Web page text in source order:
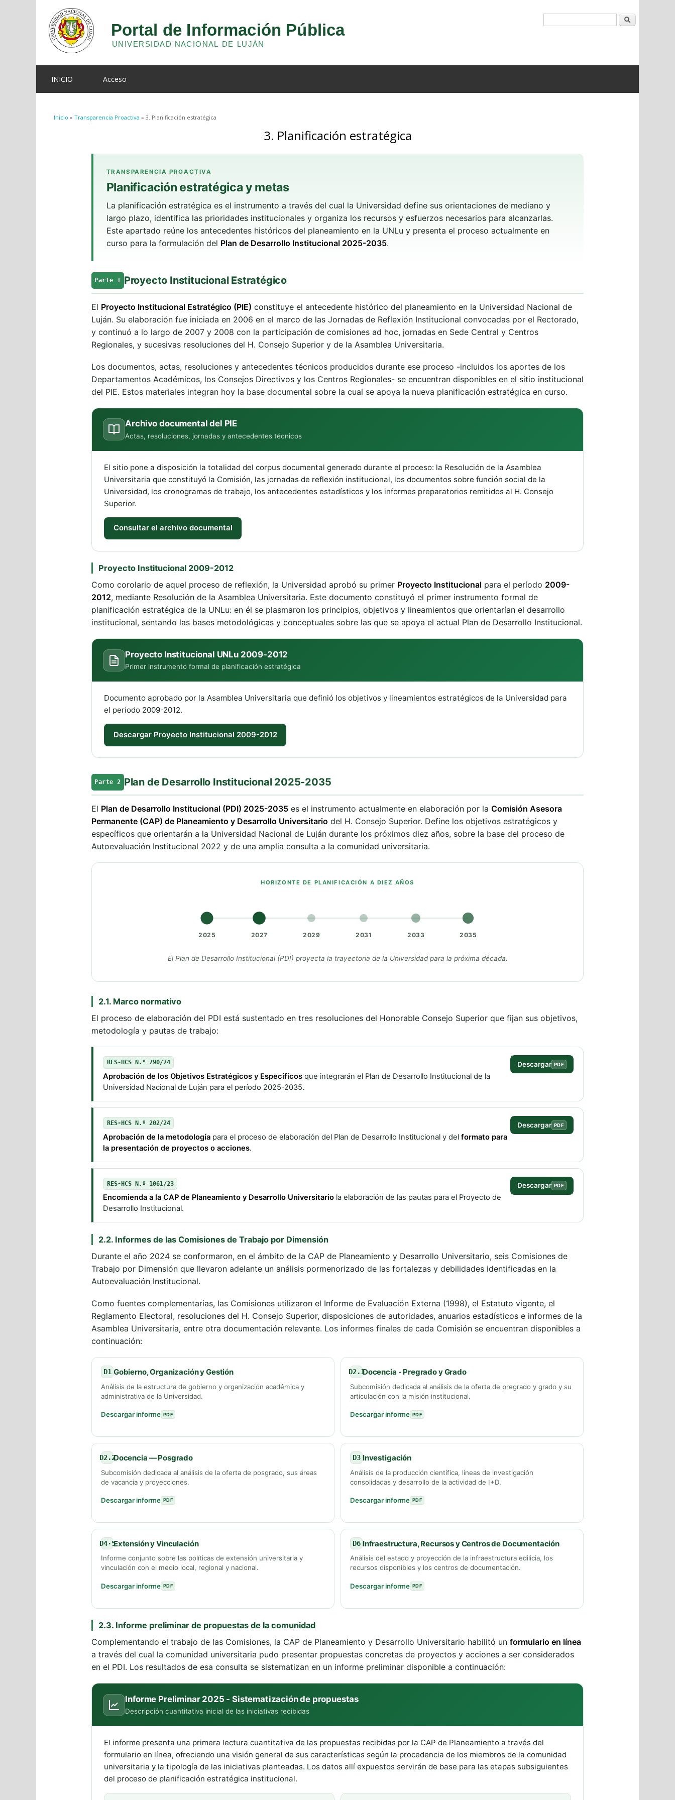
INICIO Acceso
Se encuentra usted aquí
Inicio » Transparencia Proactiva » 3. Planificación estratégica
3. Planificación estratégica
TRANSPARENCIA PROACTIVA
Planificación estratégica y metas
La planificación estratégica es el instrumento a través del cual la Universidad define sus orientaciones de mediano y
largo plazo, identifica las prioridades institucionales y organiza los recursos y esfuerzos necesarios para alcanzarlas.
Este apartado reúne los antecedentes históricos del planeamiento en la UNLu y presenta el proceso actualmente en
curso para la formulación del Plan de Desarrollo Institucional 2025-2035.
Parte 1 Proyecto Institucional Estratégico
El Proyecto Institucional Estratégico (PIE) constituye el antecedente histórico del planeamiento en la Universidad Nacional de
Luján. Su elaboración fue iniciada en 2006 en el marco de las Jornadas de Reflexión Institucional convocadas por el Rectorado,
y continuó a lo largo de 2007 y 2008 con la participación de comisiones ad hoc, jornadas en Sede Central y Centros
Regionales, y sucesivas resoluciones del H. Consejo Superior y de la Asamblea Universitaria.
Los documentos, actas, resoluciones y antecedentes técnicos producidos durante ese proceso -incluidos los aportes de los
Departamentos Académicos, los Consejos Directivos y los Centros Regionales- se encuentran disponibles en el sitio institucional
del PIE. Estos materiales integran hoy la base documental sobre la cual se apoya la nueva planificación estratégica en curso.
Archivo documental del PIE
Actas, resoluciones, jornadas y antecedentes técnicos
El sitio pone a disposición la totalidad del corpus documental generado durante el proceso: la Resolución de la Asamblea
Universitaria que constituyó la Comisión, las jornadas de reflexión institucional, los documentos sobre función social de la
Universidad, los cronogramas de trabajo, los antecedentes estadísticos y los informes preparatorios remitidos al H. Consejo
Superior.
Consultar el archivo documental
Proyecto Institucional 2009-2012
Como corolario de aquel proceso de reflexión, la Universidad aprobó su primer Proyecto Institucional para el período 2009-
2012, mediante Resolución de la Asamblea Universitaria. Este documento constituyó el primer instrumento formal de
planificación estratégica de la UNLu: en él se plasmaron los principios, objetivos y lineamientos que orientarían el desarrollo
institucional, sentando las bases metodológicas y conceptuales sobre las que se apoya el actual Plan de Desarrollo Institucional.
Proyecto Institucional UNLu 2009-2012
Primer instrumento formal de planificación estratégica
Documento aprobado por la Asamblea Universitaria que definió los objetivos y lineamientos estratégicos de la Universidad para
el período 2009-2012.
Descargar Proyecto Institucional 2009-2012
Parte 2 Plan de Desarrollo Institucional 2025-2035
El Plan de Desarrollo Institucional (PDI) 2025-2035 es el instrumento actualmente en elaboración por la Comisión Asesora
Permanente (CAP) de Planeamiento y Desarrollo Universitario del H. Consejo Superior. Define los objetivos estratégicos y
específicos que orientarán a la Universidad Nacional de Luján durante los próximos diez años, sobre la base del proceso de
Autoevaluación Institucional 2022 y de una amplia consulta a la comunidad universitaria.
HORIZONTE DE PLANIFICACIÓN A DIEZ AÑOS
2025 2027 2029 2031 2033 2035
El Plan de Desarrollo Institucional (PDI) proyecta la trayectoria de la Universidad para la próxima década.
2.1. Marco normativo
El proceso de elaboración del PDI está sustentado en tres resoluciones del Honorable Consejo Superior que fijan sus objetivos,
metodología y pautas de trabajo:
RES-HCS N.º 790/24
Aprobación de los Objetivos Estratégicos y Específicos que integrarán el Plan de Desarrollo Institucional de la
Universidad Nacional de Luján para el período 2025-2035.
Descargar PDF
RES-HCS N.º 202/24
Aprobación de la metodología para el proceso de elaboración del Plan de Desarrollo Institucional y delformato para
la presentación de proyectos o acciones.
Descargar PDF
RES-HCS N.º 1061/23
Encomienda a la CAP de Planeamiento y Desarrollo Universitario la elaboración de las pautas para el Proyecto de
Desarrollo Institucional.
Descargar PDF
2.2. Informes de las Comisiones de Trabajo por Dimensión
Durante el año 2024 se conformaron, en el ámbito de la CAP de Planeamiento y Desarrollo Universitario, seis Comisiones de
Trabajo por Dimensión que llevaron adelante un análisis pormenorizado de las fortalezas y debilidades identificadas en la
Autoevaluación Institucional.
Como fuentes complementarias, las Comisiones utilizaron el Informe de Evaluación Externa (1998), el Estatuto vigente, el
Reglamento Electoral, resoluciones del H. Consejo Superior, disposiciones de autoridades, anuarios estadísticos e informes de la
Asamblea Universitaria, entre otra documentación relevante. Los informes finales de cada Comisión se encuentran disponibles a
continuación:
D1 Gobierno, Organización y Gestión
Análisis de la estructura de gobierno y organización académica y
administrativa de la Universidad.
Descargar informe PDF
D2.1Docencia - Pregrado y Grado
Subcomisión dedicada al análisis de la oferta de pregrado y grado y su
articulación con la misión institucional.
Descargar informe PDF
D2.2Docencia — Posgrado
Subcomisión dedicada al análisis de la oferta de posgrado, sus áreas
de vacancia y proyecciones.
Descargar informe PDF
D3 Investigación
Análisis de la producción científica, líneas de investigación
consolidadas y desarrollo de la actividad de I+D.
Descargar informe PDF
D4·5Extensión y Vinculación
Informe conjunto sobre las políticas de extensión universitaria y
vinculación con el medio local, regional y nacional.
Descargar informe PDF
D6 Infraestructura, Recursos y Centros de Documentación
Análisis del estado y proyección de la infraestructura edilicia, los
recursos disponibles y los centros de documentación.
Descargar informe PDF
2.3. Informe preliminar de propuestas de la comunidad
Complementando el trabajo de las Comisiones, la CAP de Planeamiento y Desarrollo Universitario habilitó un formulario en línea
a través del cual la comunidad universitaria pudo presentar propuestas concretas de proyectos y acciones a ser considerados
en el PDI. Los resultados de esa consulta se sistematizan en un informe preliminar disponible a continuación:
Informe Preliminar 2025 - Sistematización de propuestas
Descripción cuantitativa inicial de las iniciativas recibidas
El informe presenta una primera lectura cuantitativa de las propuestas recibidas por la CAP de Planeamiento a través del
formulario en línea, ofreciendo una visión general de sus características según la procedencia de los miembros de la comunidad
universitaria y la tipología de las iniciativas planteadas. Los datos allí expuestos servirán de base para las etapas subsiguientes
del proceso de planificación estratégica institucional.